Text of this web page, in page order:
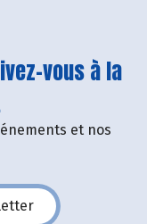
vous à la
et nos